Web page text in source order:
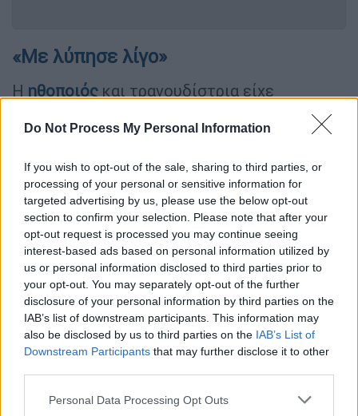
Do Not Process My Personal Information
If you wish to opt-out of the sale, sharing to third parties, or
processing of your personal or sensitive information for
targeted advertising by us, please use the below opt-out
section to confirm your selection. Please note that after your
opt-out request is processed you may continue seeing
interest-based ads based on personal information utilized by
us or personal information disclosed to third parties prior to
your opt-out. You may separately opt-out of the further
disclosure of your personal information by third parties on the
IAB’s list of downstream participants. This information may
also be disclosed by us to third parties on the IAB’s List of
Downstream Participants that may further disclose it to other
Please note that this website/app uses one or more Google
Personal Data Processing Opt Outs
«Με λύπησε λίγο»
Η ηθοποιός και τραγουδίστρια είχε
social mediaγια τη σχέση της με τον Θεό,
«αποκαλύφθηκε» ο Χριστός, νιώθει «παιδί
του Θεού, ελεύθερη και αναγεννημένη».
Με νέα της ανάρτηση στο Instagram, η ίδια
εξήγησε γιατί αρνήθηκε να μιλήσει σε
δημοσιογράφους που την περίμεναν έξω από
τον χώρο όπου πραγματοποίησε πρόσφατο
live. Όπως σημείωσε,αν και την ενόχλησε το
γεγονός ότι ταλαιπωρήθηκαν, δεν μπορούσε
να αγνοήσει ότι μέρος της δημοσιογραφικής
κάλυψης συνέδεσε τη θρησκευτική της
στροφή με διαφημιστικό τέχνασμα